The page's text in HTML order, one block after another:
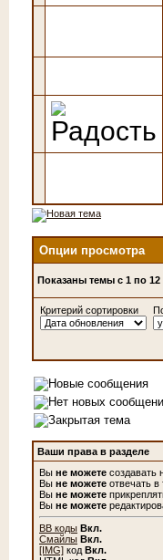
Опции просмотра
Показаны темы с 1 по 12
Критерий сортировки
Ваши права в разделе
Вы не можете создавать
Вы не можете отвечать в
Вы не можете
Вы не можете
BB коды Вкл.
Смайлы Вкл.
[IMG] код Вкл.